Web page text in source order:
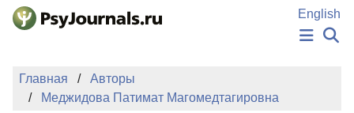
Перейти к основному содержанию
English
ИЗДАНИЯ
Главная
Авторы
Меджидова Патимат Магомедтагировна